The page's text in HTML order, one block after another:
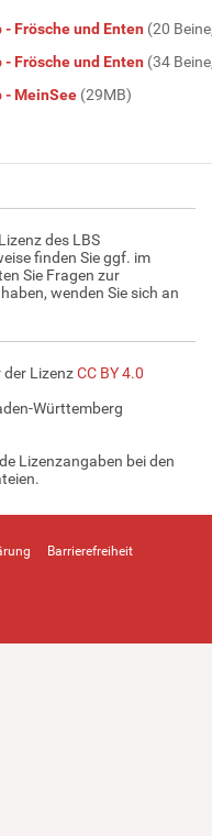
- Frösche und Enten (20
- Frösche und Enten (34
- MeinSee (29MB)
des LBS
finden Sie ggf. im
Sie Fragen zur
wenden Sie sich an
der LizenzCC BY 4.0
Württemberg
Lizenzangaben bei den
Barrierefreiheit